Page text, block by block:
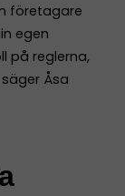
företagare
egen
på reglerna,
Åsa